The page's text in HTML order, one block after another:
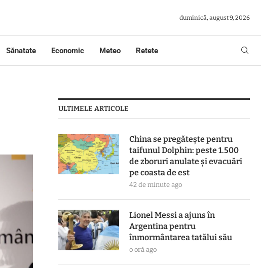
duminică, august 9, 2026
Sănatate Economic Meteo Retete
ULTIMELE ARTICOLE
China se pregătește pentru
taifunul Dolphin: peste 1.500
de zboruri anulate și evacuări
pe coasta de est
42 de minute ago
Lionel Messi a ajuns în
Argentina pentru
înmormântarea tatălui său
o oră ago